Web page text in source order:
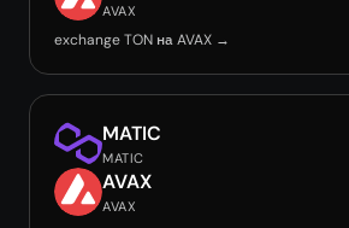
AVAX
exchange TON на AVAX →
MATIC
MATIC
AVAX
AVAX